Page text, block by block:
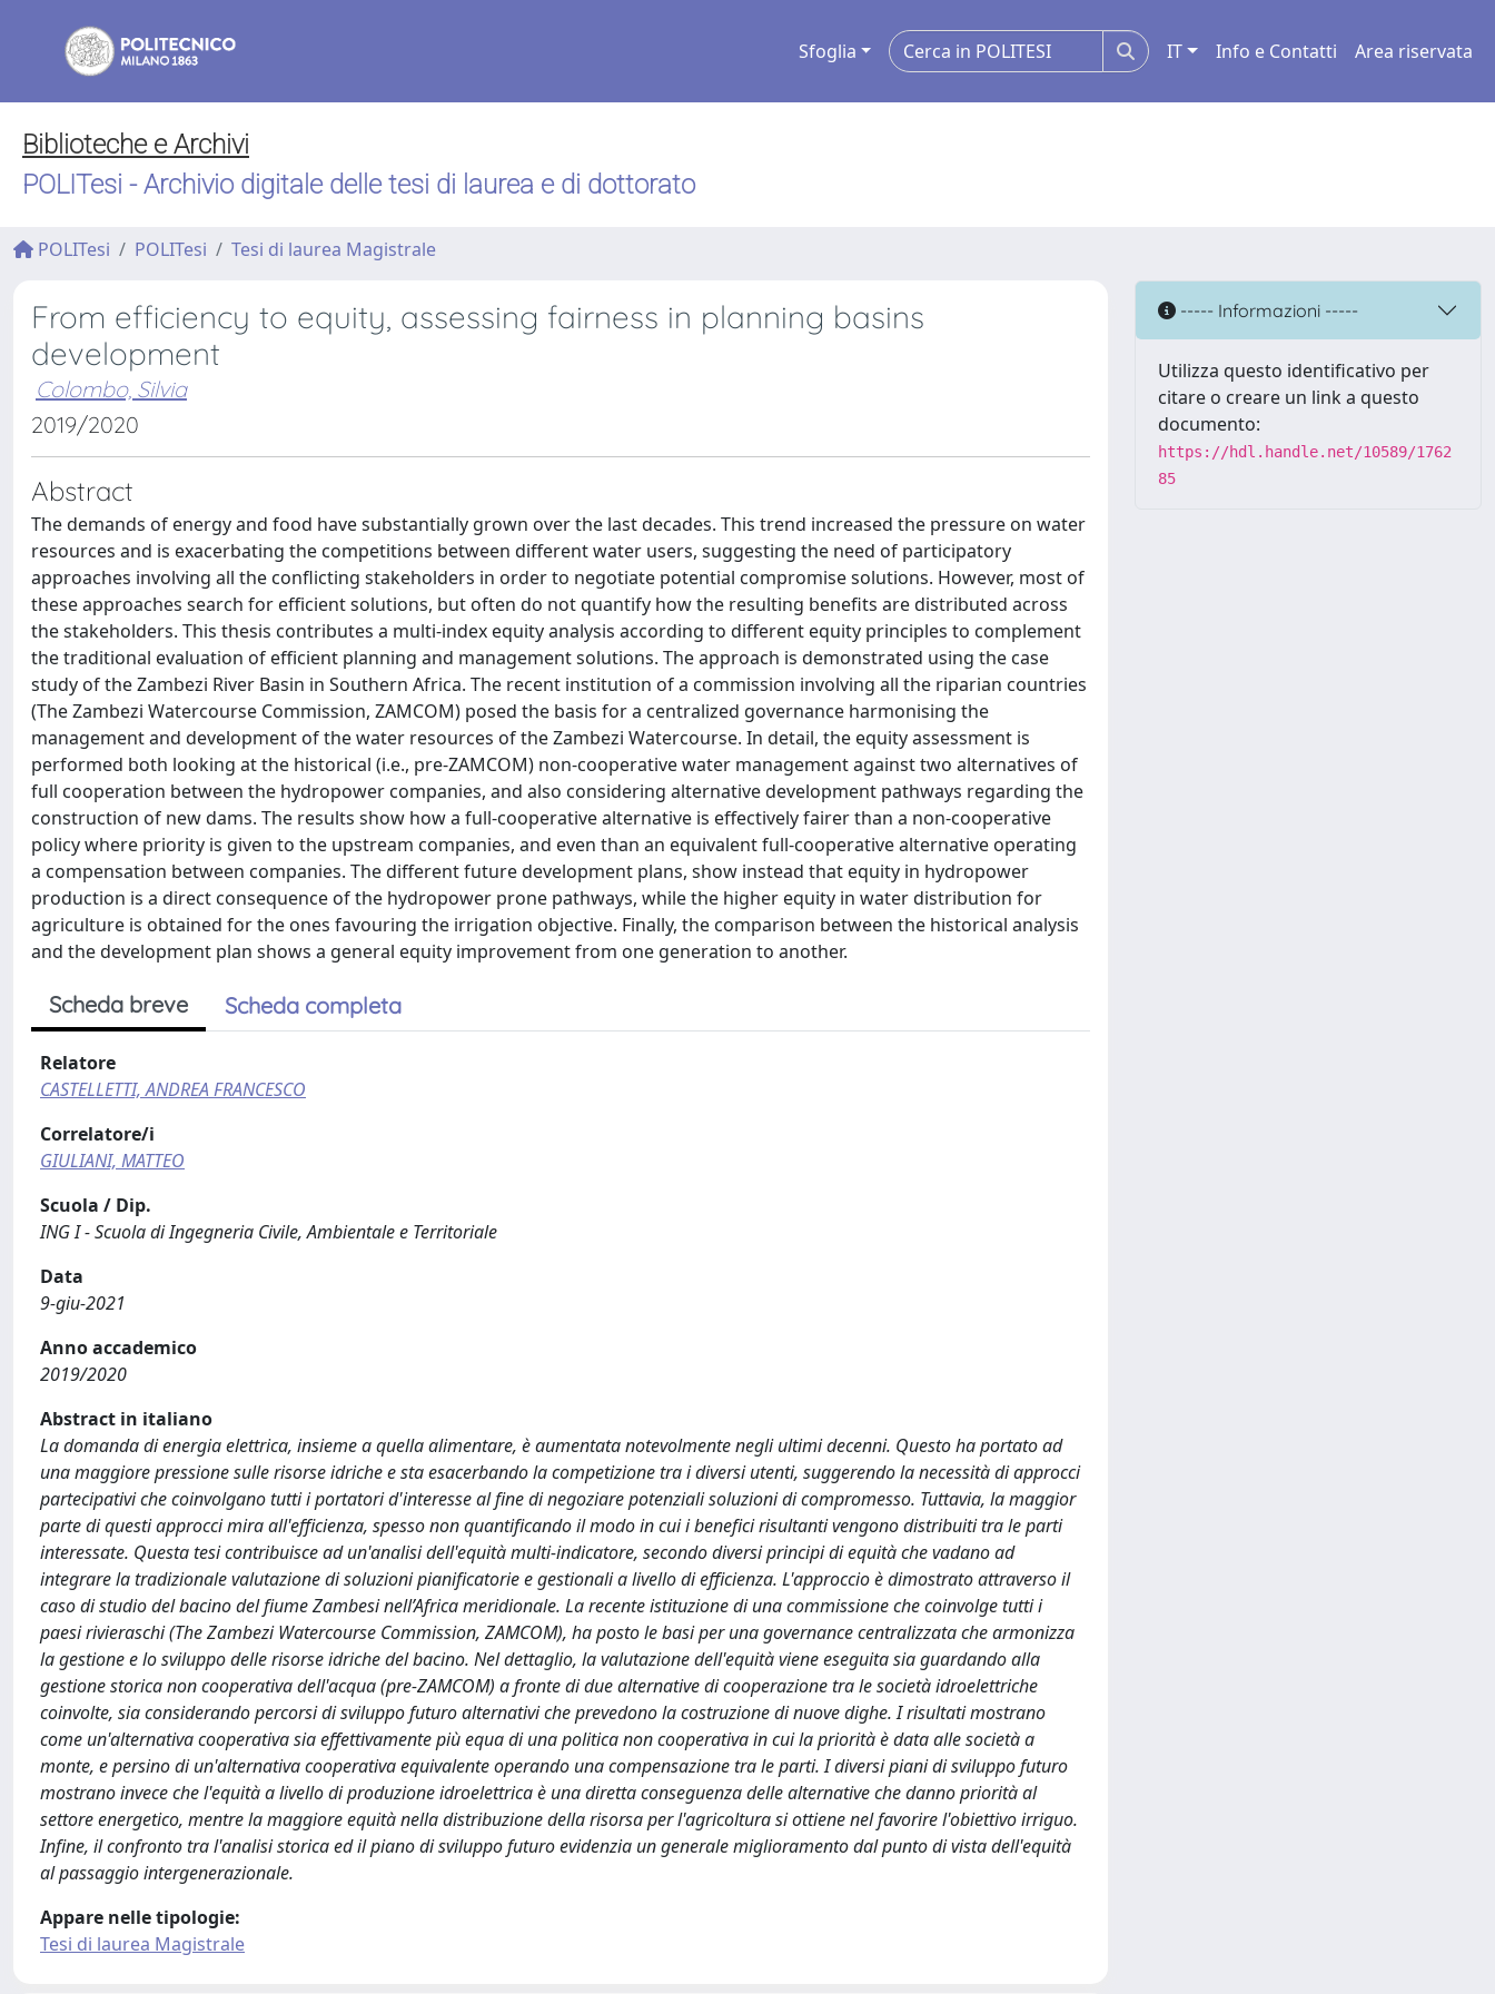
Sfoglia IT Info e Contatti Area riservata
Biblioteche e Archivi
POLITesi - Archivio digitale delle tesi di laurea e di dottorato
POLITesi POLITesi Tesi di laurea Magistrale
From efficiency to equity, assessing fairness in planning basins
development
Colombo, Silvia
2019/2020
Abstract
The demands of energy and food have substantially grown over the last decades. This trend increased the pressure on water
resources and is exacerbating the competitions between different water users, suggesting the need of participatory
approaches involving all the conflicting stakeholders in order to negotiate potential compromise solutions. However, most of
these approaches search for efficient solutions, but often do not quantify how the resulting benefits are distributed across
the stakeholders. This thesis contributes a multi-index equity analysis according to different equity principles to complement
the traditional evaluation of efficient planning and management solutions. The approach is demonstrated using the case
study of the Zambezi River Basin in Southern Africa. The recent institution of a commission involving all the riparian countries
(The Zambezi Watercourse Commission, ZAMCOM) posed the basis for a centralized governance harmonising the
management and development of the water resources of the Zambezi Watercourse. In detail, the equity assessment is
performed both looking at the historical (i.e., pre-ZAMCOM) non-cooperative water management against two alternatives of
full cooperation between the hydropower companies, and also considering alternative development pathways regarding the
construction of new dams. The results show how a full-cooperative alternative is effectively fairer than a non-cooperative
policy where priority is given to the upstream companies, and even than an equivalent full-cooperative alternative operating
a compensation between companies. The different future development plans, show instead that equity in hydropower
production is a direct consequence of the hydropower prone pathways, while the higher equity in water distribution for
agriculture is obtained for the ones favouring the irrigation objective. Finally, the comparison between the historical analysis
and the development plan shows a general equity improvement from one generation to another.
Scheda breve Scheda completa
Relatore
CASTELLETTI, ANDREA FRANCESCO
Correlatore/i
GIULIANI, MATTEO
Scuola / Dip.
ING I - Scuola di Ingegneria Civile, Ambientale e Territoriale
Data
9-giu-2021
Anno accademico
2019/2020
Abstract in italiano
La domanda di energia elettrica, insieme a quella alimentare, è aumentata notevolmente negli ultimi decenni. Questo ha portato ad
una maggiore pressione sulle risorse idriche e sta esacerbando la competizione tra i diversi utenti, suggerendo la necessità di approcci
partecipativi che coinvolgano tutti i portatori d'interesse al fine di negoziare potenziali soluzioni di compromesso. Tuttavia, la maggior
parte di questi approcci mira all'efficienza, spesso non quantificando il modo in cui i benefici risultanti vengono distribuiti tra le parti
interessate. Questa tesi contribuisce ad un'analisi dell'equità multi-indicatore, secondo diversi principi di equità che vadano ad
integrare la tradizionale valutazione di soluzioni pianificatorie e gestionali a livello di efficienza. L'approccio è dimostrato attraverso il
caso di studio del bacino del fiume Zambesi nell’Africa meridionale. La recente istituzione di una commissione che coinvolge tutti i
paesi rivieraschi (The Zambezi Watercourse Commission, ZAMCOM), ha posto le basi per una governance centralizzata che armonizza
la gestione e lo sviluppo delle risorse idriche del bacino. Nel dettaglio, la valutazione dell'equità viene eseguita sia guardando alla
gestione storica non cooperativa dell'acqua (pre-ZAMCOM) a fronte di due alternative di cooperazione tra le società idroelettriche
coinvolte, sia considerando percorsi di sviluppo futuro alternativi che prevedono la costruzione di nuove dighe. I risultati mostrano
come un'alternativa cooperativa sia effettivamente più equa di una politica non cooperativa in cui la priorità è data alle società a
monte, e persino di un'alternativa cooperativa equivalente operando una compensazione tra le parti. I diversi piani di sviluppo futuro
mostrano invece che l'equità a livello di produzione idroelettrica è una diretta conseguenza delle alternative che danno priorità al
settore energetico, mentre la maggiore equità nella distribuzione della risorsa per l'agricoltura si ottiene nel favorire l'obiettivo irriguo.
Infine, il confronto tra l'analisi storica ed il piano di sviluppo futuro evidenzia un generale miglioramento dal punto di vista dell'equità
al passaggio intergenerazionale.
Appare nelle tipologie:
Tesi di laurea Magistrale
----- Informazioni -----
Utilizza questo identificativo per
citare o creare un link a questo
documento:
https://hdl.handle.net/10589/1762
85